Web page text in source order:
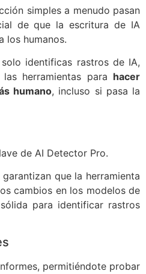
simples a menudo pasan
de que la escritura de IA
los humanos.
identificas rastros de IA,
herramientas para hacer
humano, incluso si pasa la
de AI Detector Pro.
que la herramienta
cambios en los modelos de
para identificar rastros
permitiéndote probar